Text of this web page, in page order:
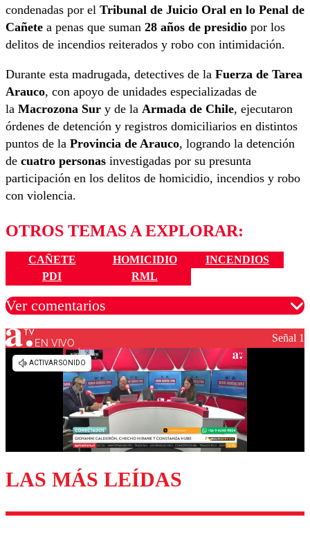
condenadas por el Tribunal de Juicio Oral en lo Penal de
Cañete a penas que suman 28 años de presidio por los
delitos de incendios reiterados y robo con intimidación.
Durante esta madrugada, detectives de la Fuerza de Tarea
Arauco, con apoyo de unidades especializadas de
la Macrozona Sur y de la Armada de Chile, ejecutaron
órdenes de detención y registros domiciliarios en distintos
puntos de la Provincia de Arauco, logrando la detención
de cuatro personas investigadas por su presunta
participación en los delitos de homicidio, incendios y robo
con violencia.
OTROS TEMAS A EXPLORAR:
CAÑETE HOMICIDIO
INCENDIOS
PDI
RML
Ver comentarios
Los comentarios son moderados para garantizar un
diálogo respetuoso.
Enviar comentario
EN VIVO Señal 1
LAS MÁS LEÍDAS